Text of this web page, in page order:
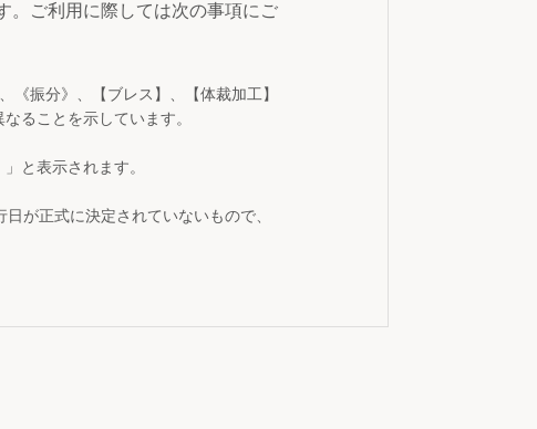
。ご利用に際しては次の事項にご
振分》、【ブレス】、【体裁加工】
ることを示しています。
と表示されます。
が正式に決定されていないもので、